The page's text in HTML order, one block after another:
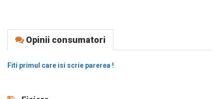
Rezolutie printare: 203 DPI
Opinii consumatori
Fiti primul care isi scrie parerea !